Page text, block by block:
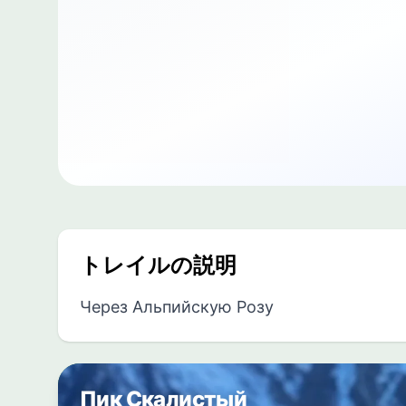
トレイルの説明
Через Альпийскую Розу
Пик Скалистый